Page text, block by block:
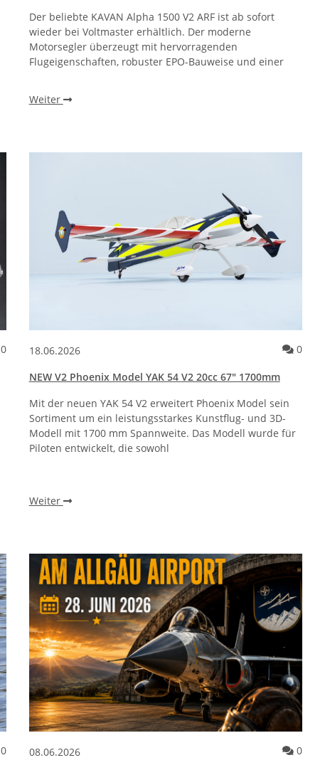
Der beliebte KAVAN Alpha 1500 V2 ARF ist ab sofort
wieder bei Voltmaster erhältlich. Der moderne
Motorsegler überzeugt mit hervorragenden
Flugeigenschaften, robuster EPO-Bauweise und einer
Weiter
0Kommentare zum Artikel Neue Extover® Sicherheitsgebinde jetzt
18.06.2026 0
NEW V2 Phoenix Model YAK 54 V2 20cc 67" 1700mm
Mit der neuen YAK 54 V2 erweitert Phoenix Model sein
Sortiment um ein leistungsstarkes Kunstflug- und 3D-
Modell mit 1700 mm Spannweite. Das Modell wurde für
Piloten entwickelt, die sowohl
Weiter
0Kommentare zum Artikel Neue Pro Boat Sonicwake 36” V3 speed
08.06.2026 0